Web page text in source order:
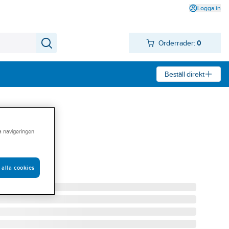
Logga in
Orderrader: 0
Beställ direkt
75 ML
navigeringen
alla cookies